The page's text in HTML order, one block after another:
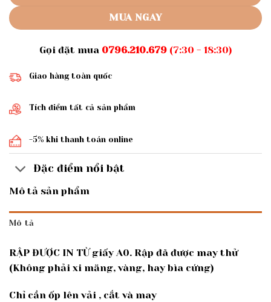
MUA NGAY
Gọi đặt mua 0796.210.679(7:30 - 18:30)
Giao hàng toàn quốc
Tích điểm tất cả sản phẩm
-5% khi thanh toán online
Đặc điểm nổi bật
Mô tả sản phẩm
Mô tả
RẬP ĐƯỢC IN TỪ giấy A0. Rập đã được may thử
(Không phải xi măng, vàng, hay bìa cứng)
Chỉ cần ốp lên vải , cắt và may